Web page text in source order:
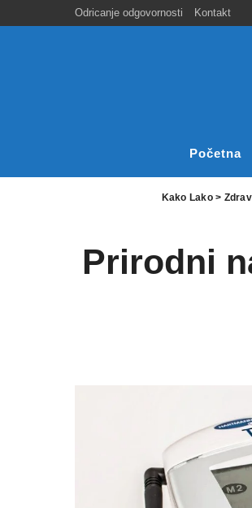
Odricanje odgovornosti Kontakt
Početna
Kako Lako>
Prirodni